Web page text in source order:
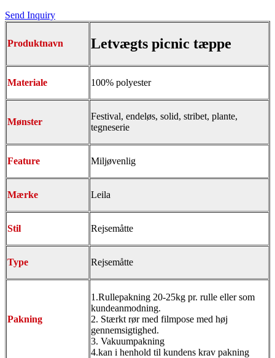
Send Inquiry
Produktnavn Letvægts picnic tæppe
Materiale 100% polyester
Mønster
Festival, endeløs, solid, stribet, plante,
tegneserie
Feature Miljøvenlig
Mærke Leila
Stil Rejsemåtte
Type Rejsemåtte
Pakning
1.Rullepakning 20-25kg pr. rulle eller som
kundeanmodning.
2. Stærkt rør med filmpose med høj
gennemsigtighed.
3. Vakuumpakning
4.kan i henhold til kundens krav pakning